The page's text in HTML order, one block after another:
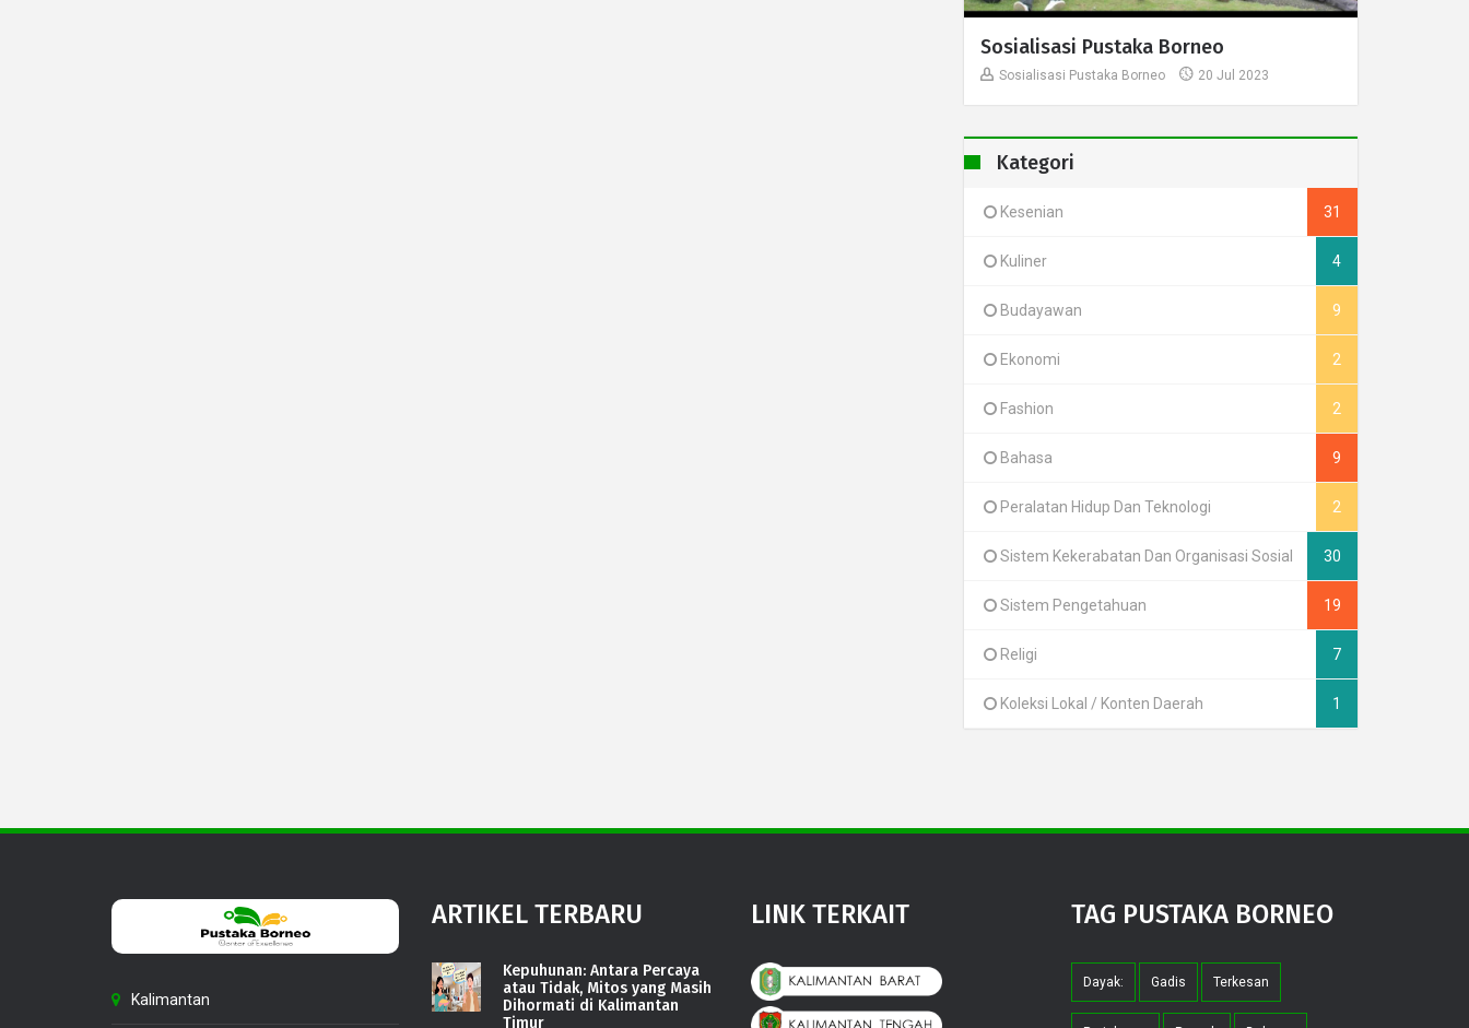
Sosialisasi Pustaka Borneo
Sosialisasi Pustaka Borneo 20 Jul 2023
Kategori
Kesenian 31
Kuliner 4
Budayawan 9
Ekonomi 2
Fashion 2
Bahasa 9
Peralatan Hidup Dan Teknologi 2
Sistem Kekerabatan Dan Organisasi Sosial 30
Sistem Pengetahuan 19
Religi 7
Koleksi Lokal / Konten Daerah 1
Kalimantan
ARTIKEL TERBARU
Kepuhunan: Antara Percaya
atau Tidak, Mitos yang Masih
Dihormati di Kalimantan
Timur
LINK TERKAIT TAG PUSTAKA BORNEO
Dayak: Gadis Terkesan